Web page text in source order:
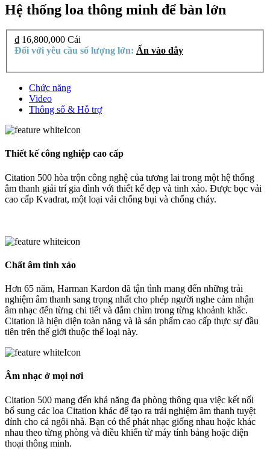
Hệ thống loa thông minh để bàn lớn
₫ 16,800,000 Cái
Đối với yêu cầu số lượng lớn: Ấn vào đây
Chức năng
Video
Thông số & Hỗ trợ
Thiết kế công nghiệp cao cấp
Citation 500 hòa trộn công nghệ của tương lai trong một hệ thống
âm thanh giải trí gia đình với thiết kế đẹp và tinh xảo. Được bọc vải
cao cấp Kvadrat, một loại vải chống bụi và chống cháy.
Chất âm tinh xảo
Hơn 65 năm, Harman Kardon đã tận tình mang đến những trải
nghiệm âm thanh sang trọng nhất cho phép người nghe cảm nhận
âm nhạc đến từng chi tiết và đắm chìm trong từng khoảnh khắc.
Citation là hiện diện toàn năng và là sản phẩm cao cấp thực sự đầu
tiên trên thế giới thuộc thể loại này.
Âm nhạc ở mọi nơi
Citation 500 mang đến khả năng đa phòng thông qua việc kết nối
bổ sung các loa Citation khác để tạo ra trải nghiệm âm thanh tuyệt
đỉnh cho cả ngôi nhà. Bạn có thể phát nhạc giống nhau hoặc khác
nhau theo từng phòng và điều khiển từ máy tính bảng hoặc điện
thoại thông minh.